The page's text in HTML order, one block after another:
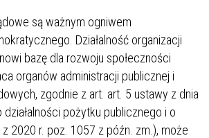
są ważnym ogniwem
Działalność organizacji
bazę dla rozwoju społeczności
organów administracji publicznej i
zgodnie z art. art. 5 ustawy z dnia
pożytku publicznego i o
2020 r. poz. 1057 z późn. zm.), może